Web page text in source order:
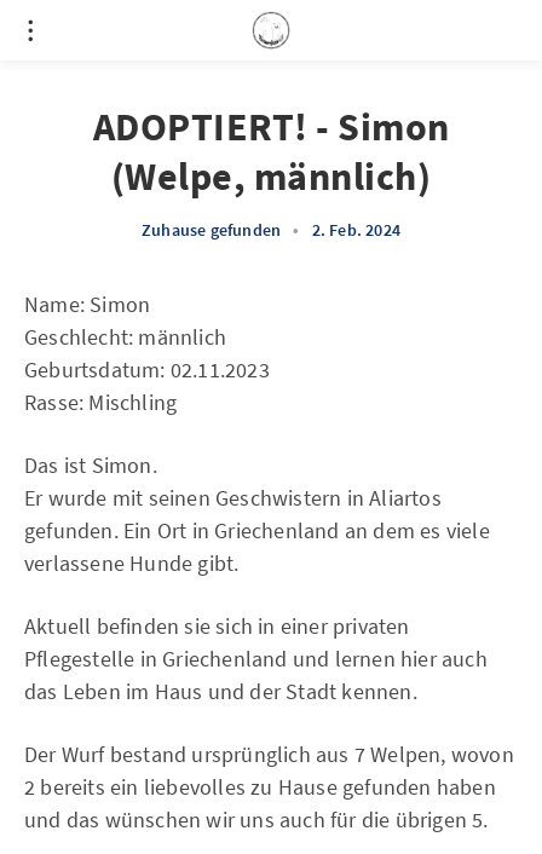
ADOPTIERT! - Simon
(Welpe, männlich)
Zuhause gefunden • 2. Feb. 2024
Name: Simon
Geschlecht: männlich
Geburtsdatum: 02.11.2023
Rasse: Mischling
Das ist Simon.
Er wurde mit seinen Geschwistern in Aliartos
gefunden. Ein Ort in Griechenland an dem es viele
verlassene Hunde gibt.
Aktuell befinden sie sich in einer privaten
Pflegestelle in Griechenland und lernen hier auch
das Leben im Haus und der Stadt kennen.
Der Wurf bestand ursprünglich aus 7 Welpen, wovon
2 bereits ein liebevolles zu Hause gefunden haben
und das wünschen wir uns auch für die übrigen 5.